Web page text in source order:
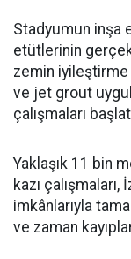
Stadyumun inşa
etütlerinin
zemin iyileştirme
ve jet grout
çalışmaları
Yaklaşık 11 bin
kazı
imkânlarıyla
ve zaman